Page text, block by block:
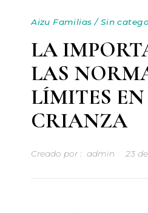
Aizu Familias /Sin
LA
LAS
LÍMITES
CRIANZA
Creado por : admin 23